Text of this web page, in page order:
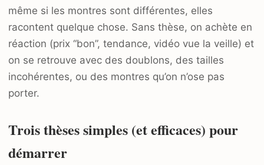
même si les montres sont différentes, elles
racontent quelque chose. Sans thèse, on achète en
réaction (prix “bon”, tendance, vidéo vue la veille) et
on se retrouve avec des doublons, des tailles
incohérentes, ou des montres qu’on n’ose pas
porter.
Trois thèses simples (et efficaces) pour
démarrer